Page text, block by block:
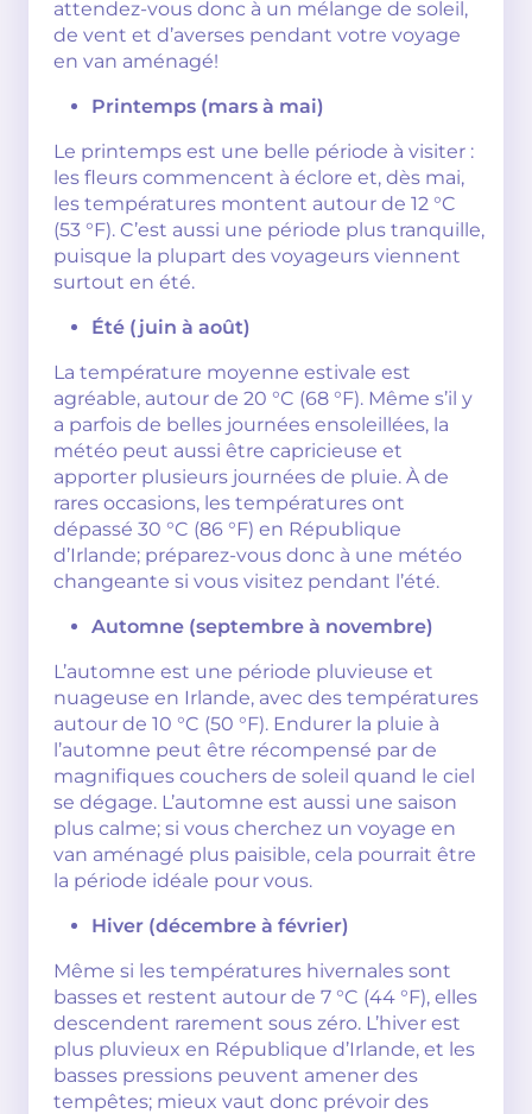
attendez-vous donc à un mélange de soleil,
de vent et d’averses pendant votre voyage
en van aménagé!
Printemps (mars à mai)
Le printemps est une belle période à visiter :
les fleurs commencent à éclore et, dès mai,
les températures montent autour de 12 °C
(53 °F). C’est aussi une période plus tranquille,
puisque la plupart des voyageurs viennent
surtout en été.
Été (juin à août)
La température moyenne estivale est
agréable, autour de 20 °C (68 °F). Même s’il y
a parfois de belles journées ensoleillées, la
météo peut aussi être capricieuse et
apporter plusieurs journées de pluie. À de
rares occasions, les températures ont
dépassé 30 °C (86 °F) en République
d’Irlande; préparez-vous donc à une météo
changeante si vous visitez pendant l’été.
Automne (septembre à novembre)
L’automne est une période pluvieuse et
nuageuse en Irlande, avec des températures
autour de 10 °C (50 °F). Endurer la pluie à
l’automne peut être récompensé par de
magnifiques couchers de soleil quand le ciel
se dégage. L’automne est aussi une saison
plus calme; si vous cherchez un voyage en
van aménagé plus paisible, cela pourrait être
la période idéale pour vous.
Hiver (décembre à février)
Même si les températures hivernales sont
basses et restent autour de 7 °C (44 °F), elles
descendent rarement sous zéro. L’hiver est
plus pluvieux en République d’Irlande, et les
basses pressions peuvent amener des
tempêtes; mieux vaut donc prévoir des